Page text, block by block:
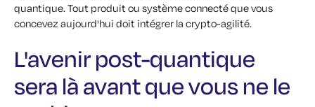
quantique. Tout produit ou système connecté que vous
concevez aujourd'hui doit intégrer la crypto-agilité.
L'avenir post-quantique
sera là avant que vous ne le